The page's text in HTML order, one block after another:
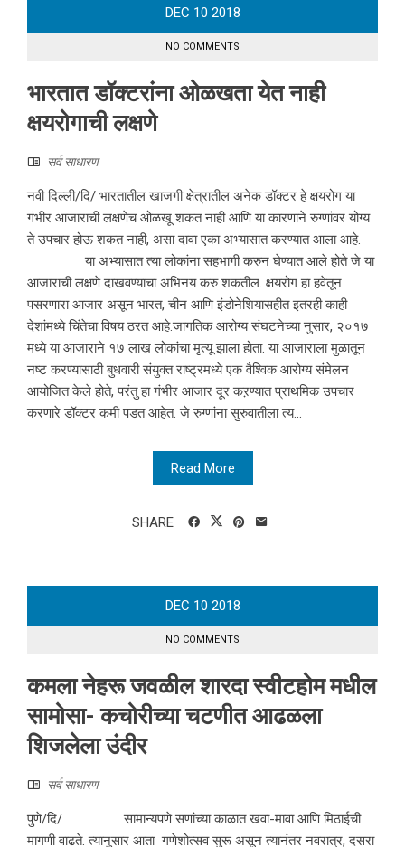
DEC 10 2018
NO COMMENTS
भारतात डॉक्टरांना ओळखता येत नाही
क्षयरोगाची लक्षणे
सर्व साधारण
नवी दिल्ली/दि/ भारतातील खाजगी क्षेत्रातील अनेक डॉक्टर हे क्षयरोग या
गंभीर आजाराची लक्षणेच ओळखू शकत नाही आणि या कारणाने रुग्णांवर योग्य
ते उपचार होऊ शकत नाही, असा दावा एका अभ्यासात करण्यात आला आहे.
या अभ्यासात त्या लोकांना सहभागी करुन घेण्यात आले होते जे या
आजाराची लक्षणे दाखवण्याचा अभिनय करु शकतील. क्षयरोग हा हवेतून
पसरणारा आजार असून भारत, चीन आणि इंडोनेशियासहीत इतरही काही
देशांमध्ये चिंतेचा विषय ठरत आहे.जागतिक आरोग्य संघटनेच्या नुसार, २०१७
मध्ये या आजाराने १७ लाख लोकांचा मृत्यू झाला होता. या आजाराला मुळातून
नष्ट करण्यासाठी बुधवारी संयुक्त राष्ट्रमध्ये एक वैश्‍विक आरोग्य संमेलन
आयोजित केले होते, परंतु हा गंभीर आजार दूर कऱण्यात प्राथमिक उपचार
करणारे डॉक्टर कमी पडत आहेत. जे रुग्णांना सुरुवातीला त्य...
Read More
SHARE
DEC 10 2018
NO COMMENTS
कमला नेहरू जवळील शारदा स्वीटहोम मधील
सामोसा- कचोरीच्या चटणीत आढळला
शिजलेला उंदीर
सर्व साधारण
पुणे/दि/ सामान्यपणे सणांच्या काळात खवा-मावा आणि मिठाईची
मागणी वाढते. त्यानुसार आता गणेशोत्सव सुरू असून त्यानंतर नवरात्र, दसरा